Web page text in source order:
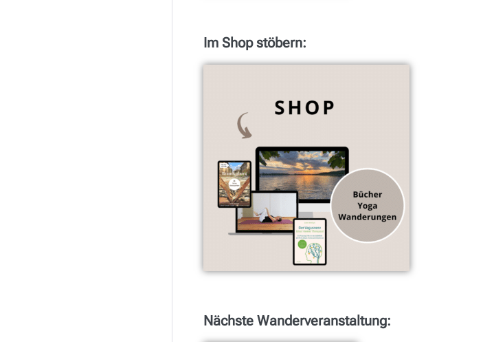
Im Shop stöbern:
Nächste Wanderveranstaltung: